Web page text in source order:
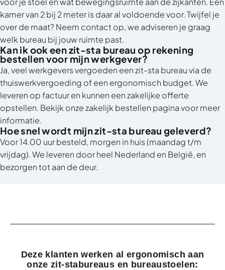
kamer van 2 bij 2 meter is daar al voldoende voor. Twijfel je
over de maat? Neem contact op, we adviseren je graag
welk bureau bij jouw ruimte past.
Kan ik ook een zit-sta bureau op rekening
bestellen voor mijn werkgever?
Ja, veel werkgevers vergoeden een zit-sta bureau via de
thuiswerkvergoeding of een ergonomisch budget. We
leveren op factuur en kunnen een zakelijke offerte
opstellen. Bekijk onzezakelijk bestellen pagina voor meer
informatie.
Hoe snel wordt mijn zit-sta bureau geleverd?
Voor 14.00 uur besteld, morgen in huis (maandag t/m
vrijdag). We leveren door heel Nederland en België, en
bezorgen tot aan de deur.
Deze klanten werken al ergonomisch aan
onze zit-stabureaus en bureaustoelen: